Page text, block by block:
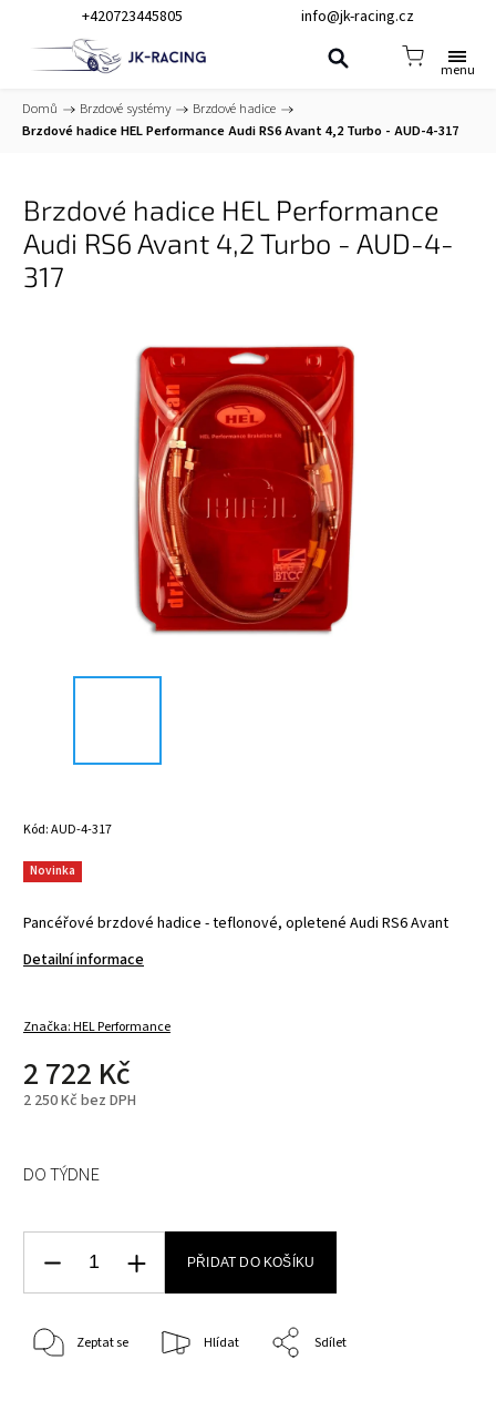
+420723445805 info@jk-racing.cz
Domů / Brzdové systémy / Brzdové hadice /
Brzdové hadice HEL Performance Audi RS6 Avant 4,2 Turbo - AUD-4-317
Brzdové hadice HEL Performance
Audi RS6 Avant 4,2 Turbo - AUD-4-
317
Kód:AUD-4-317
Pancéřové brzdové hadice - teflonové, opletené Audi RS6 Avant
Detailní informace
Novinka
Značka:HEL Performance
2 722 Kč
2 250 Kč bez DPH
DO TÝDNE
PŘIDAT DO KOŠÍKU
Zeptat se Hlídat Sdílet